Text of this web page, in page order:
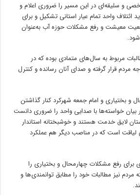
و سلیقه‌ای در این مسیر را ضروری اعلام و
ائتلاف واحد تمام عیار استانی تشکیل و برای
معیشت و رفع مشکلات حوزه آب به‌عنوان
مربوط به سال‌های متمادی بوده که در
مردم قرار گرفته و صدای آنان رسانده و کنترل
و بختیاری و امام جمعه شهرکرد کنار گذاشتن
بیان خواسته‌ها با صدایی واحد را ضروری دانست
لایق خدمت هستند و خوشبختانه استاندار
لیاقت است که در مناصب دیگر هم عملکرد
رفع مشکلات چهارمحال و بختیاری را
نیز مطالبات خود را مطابق توانمندی‌ها و